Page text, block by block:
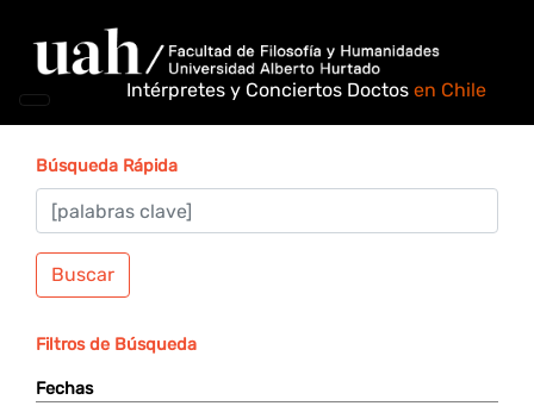
Intérpretes y Conciertos Doctos en Chile
Búsqueda Rápida
Buscar
Filtros de Búsqueda
Fechas